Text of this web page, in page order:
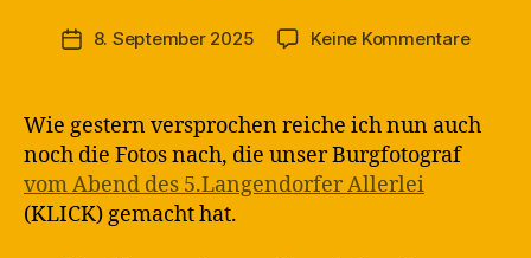
Beitragsautor
a
Veröffentlichungsdatum
8. September 2025 Keine Kommentarezu
–
Wie gestern versprochen reiche ich nun auch
noch die Fotos nach, die unser Burgfotograf
vom Abend des 5.Langendorfer Allerlei
(KLICK) gemacht hat.